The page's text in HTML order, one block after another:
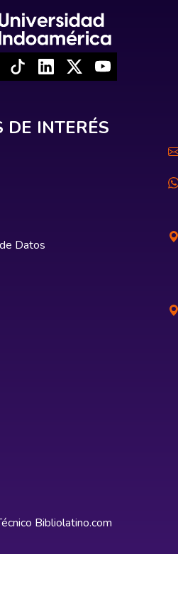
DE INTERÉS
Datos
Bibliolatino.com